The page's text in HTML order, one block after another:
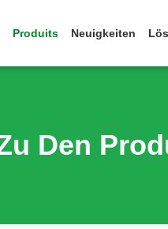
Produits Neuigkeiten
Den